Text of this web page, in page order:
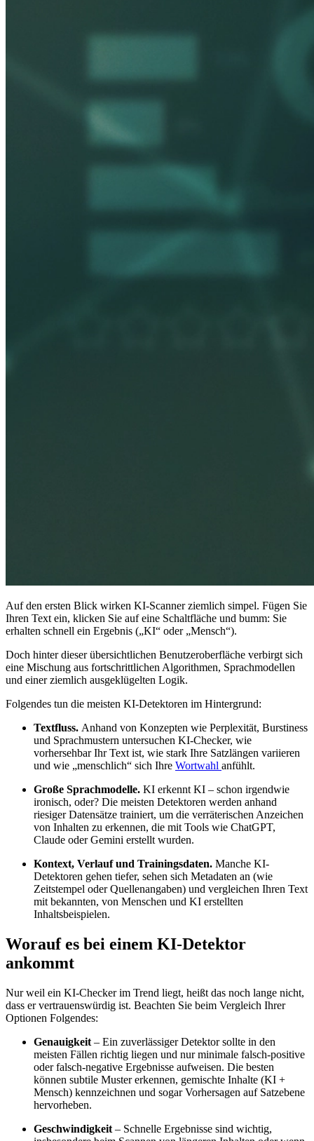
Auf den ersten Blick wirken KI-Scanner ziemlich simpel. Fügen Sie
Ihren Text ein, klicken Sie auf eine Schaltfläche und bumm: Sie
erhalten schnell ein Ergebnis („KI“ oder „Mensch“).
Doch hinter dieser übersichtlichen Benutzeroberfläche verbirgt sich
eine Mischung aus fortschrittlichen Algorithmen, Sprachmodellen
und einer ziemlich ausgeklügelten Logik.
Folgendes tun die meisten KI-Detektoren im Hintergrund:
Textfluss. Anhand von Konzepten wie Perplexität, Burstiness
und Sprachmustern untersuchen KI-Checker, wie
vorhersehbar Ihr Text ist, wie stark Ihre Satzlängen variieren
und wie „menschlich“ sich Ihre Wortwahl anfühlt.
Große Sprachmodelle. KI erkennt KI – schon irgendwie
ironisch, oder? Die meisten Detektoren werden anhand
riesiger Datensätze trainiert, um die verräterischen Anzeichen
von Inhalten zu erkennen, die mit Tools wie ChatGPT,
Claude oder Gemini erstellt wurden.
Kontext, Verlauf und Trainingsdaten. Manche KI-
Detektoren gehen tiefer, sehen sich Metadaten an (wie
Zeitstempel oder Quellenangaben) und vergleichen Ihren Text
mit bekannten, von Menschen und KI erstellten
Inhaltsbeispielen.
Worauf es bei einem KI-Detektor
ankommt
Nur weil ein KI-Checker im Trend liegt, heißt das noch lange nicht,
dass er vertrauenswürdig ist. Beachten Sie beim Vergleich Ihrer
Optionen Folgendes:
Genauigkeit – Ein zuverlässiger Detektor sollte in den
meisten Fällen richtig liegen und nur minimale falsch-positive
oder falsch-negative Ergebnisse aufweisen. Die besten
können subtile Muster erkennen, gemischte Inhalte (KI +
Mensch) kennzeichnen und sogar Vorhersagen auf Satzebene
hervorheben.
Geschwindigkeit – Schnelle Ergebnisse sind wichtig,